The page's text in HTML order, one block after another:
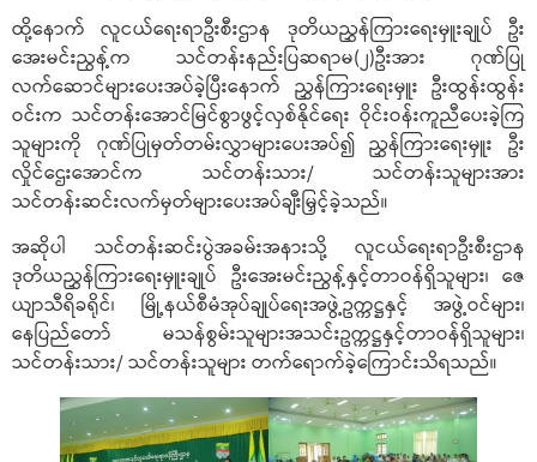
ထို့နောက် လူငယ်ရေးရာဦးစီးဌာန ဒုတိယညွှန်ကြားရေးမှူးချုပ် ဦး
အေးမင်းညွန့်က သင်တန်းနည်းပြဆရာမ(၂)ဦးအား ဂုဏ်ပြု
လက်ဆောင်များပေးအပ်ခဲ့ပြီးနောက် ညွှန်ကြားရေးမှူး ဦးထွန်းထွန်း
ဝင်းက သင်တန်းအောင်မြင်စွာဖွင့်လှစ်နိုင်ရေး ဝိုင်းဝန်းကူညီပေးခဲ့ကြ
သူများကို ဂုဏ်ပြုမှတ်တမ်းလွှာများပေးအပ်၍ ညွှန်ကြားရေးမှူး ဦး
လှိုင်ဌေးအောင်က သင်တန်းသား/ သင်တန်းသူများအား
သင်တန်းဆင်းလက်မှတ်များပေးအပ်ချီးမြှင့်ခဲ့သည်။
အဆိုပါ သင်တန်းဆင်းပွဲအခမ်းအနားသို့ လူငယ်ရေးရာဦးစီးဌာန
ဒုတိယညွှန်ကြားရေးမှူးချုပ် ဦးအေးမင်းညွန့်နှင့်တာဝန်ရှိသူများ၊ ဇေ
ယျာသီရိခရိုင်၊ မြို့နယ်စီမံအုပ်ချုပ်ရေးအဖွဲ့ဥက္ကဋ္ဌနှင့် အဖွဲ့ဝင်များ၊
နေပြည်တော် မသန်စွမ်းသူများအသင်းဥက္ကဋ္ဌနှင့်တာဝန်ရှိသူများ၊
သင်တန်းသား/ သင်တန်းသူများ တက်ရောက်ခဲ့ကြောင်းသိရသည်။